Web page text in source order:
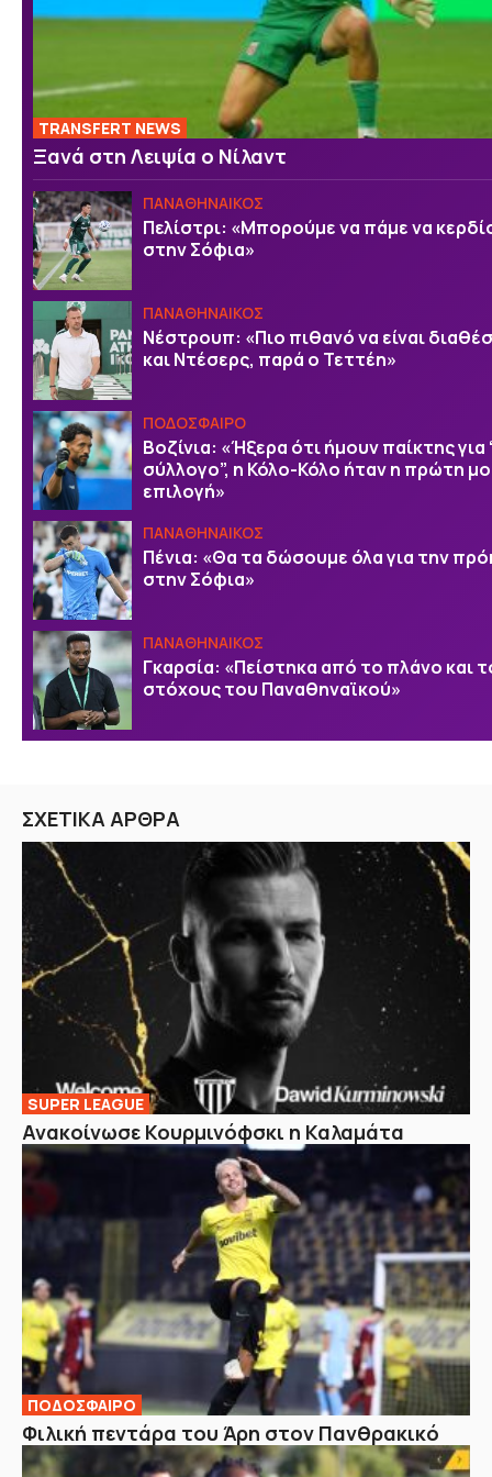
TRANSFERT NEWS
Ξανά στη Λειψία ο Νίλαντ
ΠΑΝΑΘΗΝΑΙΚΟΣ
Πελίστρι: «Μπορούμε να πάμε να
στην Σόφια»
ΠΑΝΑΘΗΝΑΙΚΟΣ
Νέστρουπ: «Πιο πιθανό να είναι
και Ντέσερς, παρά ο Τεττέη»
ΠΟΔΟΣΦΑΙΡΟ
Βοζίνια: «Ήξερα ότι ήμουν παίκτης για
σύλλογο”, η Κόλο-Κόλο ήταν η πρώτη
επιλογή»
ΠΑΝΑΘΗΝΑΙΚΟΣ
Πένια: «Θα τα δώσουμε όλα για την
στην Σόφια»
ΠΑΝΑΘΗΝΑΙΚΟΣ
Γκαρσία: «Πείστηκα από το πλάνο και
στόχους του Παναθηναϊκού»
ΣΧΕΤΙΚΑ ΑΡΘΡΑ
SUPER LEAGUE
Ανακοίνωσε Κουρμινόφσκι η Καλαμάτα
ΠΟΔΟΣΦΑΙΡΟ
Φιλική πεντάρα του Άρη στον Πανθρακικό